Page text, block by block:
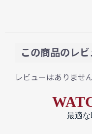
この商品のレビ
レビューはありません
最適